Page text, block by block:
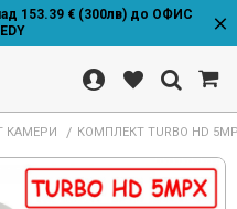
153.39 € (300лв) до ОФИС
КАМЕРИ КОМПЛЕКТ TURBO HD